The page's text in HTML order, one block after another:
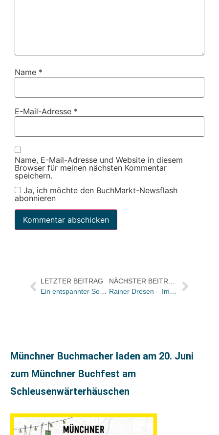
Name *
E-Mail-Adresse *
Name, E-Mail-Adresse und Website in diesem
Browser für meinen nächsten Kommentar
speichern.
Ja, ich möchte den BuchMarkt-Newsflash
abonnieren
LETZTER BEITRAG
Ein entspannter Sommerabend: Erste Bilder von der Einweihung des neuen Kunstmann-„Hafens“
Münchner Buchmacher laden am 20. Juni
zum Münchner Buchfest am
Schleusenwärterhäuschen